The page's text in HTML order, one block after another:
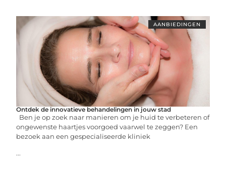
AANBIEDINGEN
Ontdek de innovatieve behandelingen in jouw stad
Ben je op zoek naar manieren om je huid te verbeteren of
ongewenste haartjes voorgoed vaarwel te zeggen? Een
bezoek aan een gespecialiseerde kliniek
...